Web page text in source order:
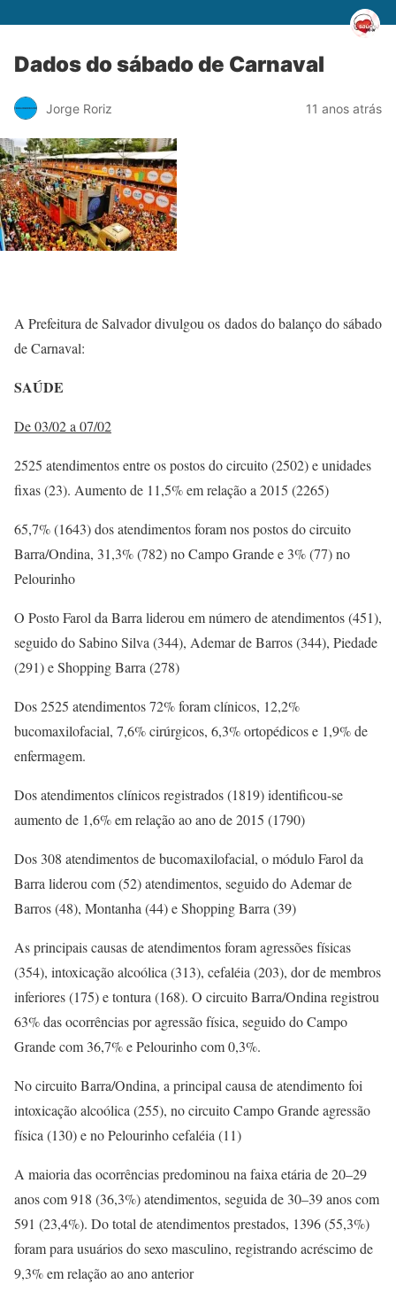
Dados do sábado de Carnaval
Jorge Roriz 11 anos atrás
A Prefeitura de Salvador divulgou os dados do balanço do sábado
de Carnaval:
SAÚDE
De 03/02 a 07/02
2525 atendimentos entre os postos do circuito (2502) e unidades
fixas (23). Aumento de 11,5% em relação a 2015 (2265)
65,7% (1643) dos atendimentos foram nos postos do circuito
Barra/Ondina, 31,3% (782) no Campo Grande e 3% (77) no
Pelourinho
O Posto Farol da Barra liderou em número de atendimentos (451),
seguido do Sabino Silva (344), Ademar de Barros (344), Piedade
(291) e Shopping Barra (278)
Dos 2525 atendimentos 72% foram clínicos, 12,2%
bucomaxilofacial, 7,6% cirúrgicos, 6,3% ortopédicos e 1,9% de
enfermagem.
Dos atendimentos clínicos registrados (1819) identificou-se
aumento de 1,6% em relação ao ano de 2015 (1790)
Dos 308 atendimentos de bucomaxilofacial, o módulo Farol da
Barra liderou com (52) atendimentos, seguido do Ademar de
Barros (48), Montanha (44) e Shopping Barra (39)
As principais causas de atendimentos foram agressões físicas
(354), intoxicação alcoólica (313), cefaléia (203), dor de membros
inferiores (175) e tontura (168). O circuito Barra/Ondina registrou
63% das ocorrências por agressão física, seguido do Campo
Grande com 36,7% e Pelourinho com 0,3%.
No circuito Barra/Ondina, a principal causa de atendimento foi
intoxicação alcoólica (255), no circuito Campo Grande agressão
física (130) e no Pelourinho cefaléia (11)
A maioria das ocorrências predominou na faixa etária de 20–29
anos com 918 (36,3%) atendimentos, seguida de 30–39 anos com
591 (23,4%). Do total de atendimentos prestados, 1396 (55,3%)
foram para usuários do sexo masculino, registrando acréscimo de
9,3% em relação ao ano anterior